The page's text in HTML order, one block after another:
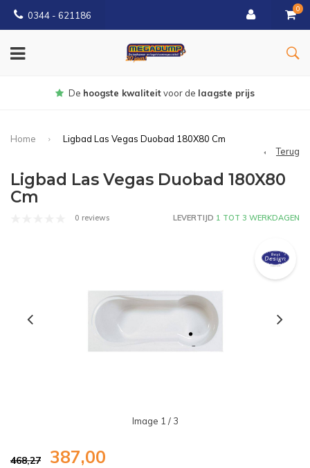
0344 - 621186
0
Gratisbezorgd vanaf € 150
Home
Ligbad Las Vegas Duobad 180X80 Cm
Terug
Ligbad Las Vegas Duobad 180X80
Cm
0 reviews LEVERTIJD 1 TOT 3 WERKDAGEN
Image 1 / 3
468,27 387,00